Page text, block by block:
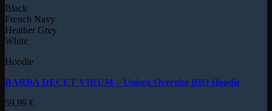
Black
French Navy
Heather Grey
White
Hoodie
BARBA DECET VIRUM – Unisex Oversize BIO Hoodie
59,99 €